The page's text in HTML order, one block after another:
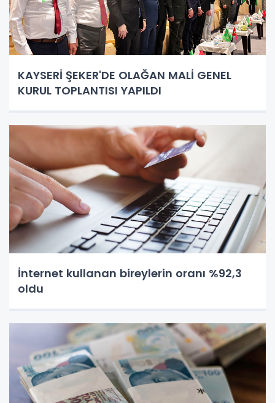
KAYSERİ ŞEKER'DE OLAĞAN MALİ GENEL
KURUL TOPLANTISI YAPILDI
İnternet kullanan bireylerin oranı %92,3
oldu